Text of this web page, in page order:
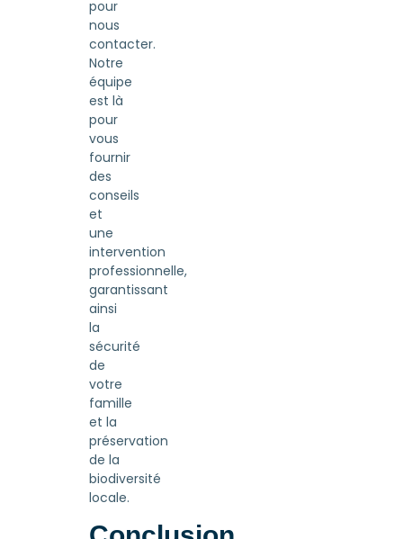
pour
nous
contacter.
Notre
équipe
est là
pour
vous
fournir
des
conseils
et
une
intervention
professionnelle,
garantissant
ainsi
la
sécurité
de
votre
famille
et la
préservation
de la
biodiversité
locale.